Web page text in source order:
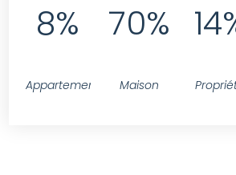
8%
Appartement
70%
Maison